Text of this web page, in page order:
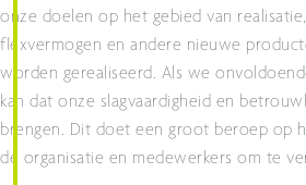
onze doelen op het gebied van
flexvermogen en andere nieuwe
worden gerealiseerd. Als we
kan dat onze slagvaardigheid en
brengen. Dit doet een groot beroep op
de organisatie en medewerkers om te